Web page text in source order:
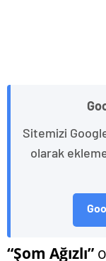
Sitemizi
olarak
“Şom Ağızlı”